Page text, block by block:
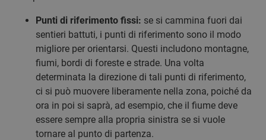
Punti di riferimento fissi: se si cammina fuori dai
sentieri battuti, i punti di riferimento sono il modo
migliore per orientarsi. Questi includono montagne,
fiumi, bordi di foreste e strade. Una volta
determinata la direzione di tali punti di riferimento,
ci si può muovere liberamente nella zona, poiché da
ora in poi si saprà, ad esempio, che il fiume deve
essere sempre alla propria sinistra se si vuole
tornare al punto di partenza.